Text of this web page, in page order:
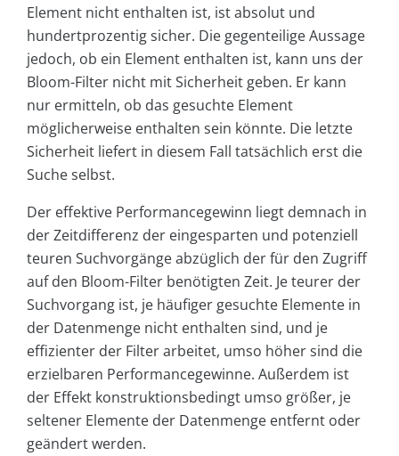
Element nicht enthalten ist, ist absolut und
hundertprozentig sicher. Die gegenteilige Aussage
jedoch, ob ein Element enthalten ist, kann uns der
Bloom-Filter nicht mit Sicherheit geben. Er kann
nur ermitteln, ob das gesuchte Element
möglicherweise enthalten sein könnte. Die letzte
Sicherheit liefert in diesem Fall tatsächlich erst die
Suche selbst.
Der effektive Performancegewinn liegt demnach in
der Zeitdifferenz der eingesparten und potenziell
teuren Suchvorgänge abzüglich der für den Zugriff
auf den Bloom-Filter benötigten Zeit. Je teurer der
Suchvorgang ist, je häufiger gesuchte Elemente in
der Datenmenge nicht enthalten sind, und je
effizienter der Filter arbeitet, umso höher sind die
erzielbaren Performancegewinne. Außerdem ist
der Effekt konstruktionsbedingt umso größer, je
seltener Elemente der Datenmenge entfernt oder
geändert werden.